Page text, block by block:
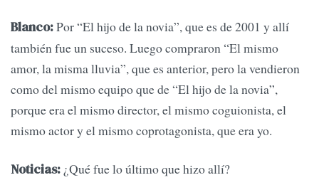
Blanco:Por “El hijo de la novia”, que es de 2001 y allí
también fue un suceso. Luego compraron “El mismo
amor, la misma lluvia”, que es anterior, pero la vendieron
como del mismo equipo que de “El hijo de la novia”,
porque era el mismo director, el mismo coguionista, el
mismo actor y el mismo coprotagonista, que era yo.
Noticias: ¿Qué fue lo último que hizo allí?